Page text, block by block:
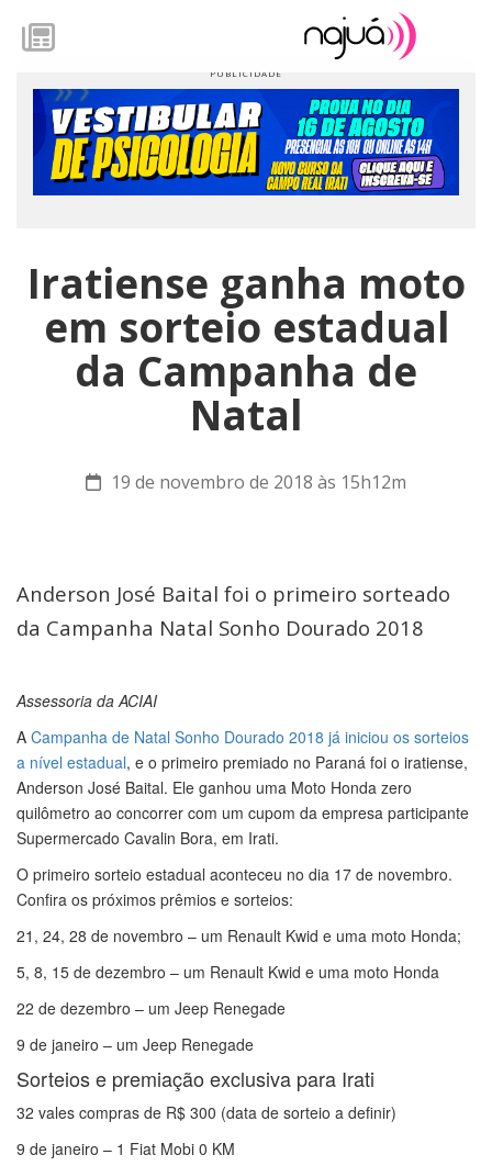
Iratiense ganha moto
em sorteio estadual
da Campanha de
Natal
19 de novembro de 2018 às 15h12m
Anderson José Baital foi o primeiro sorteado
da Campanha Natal Sonho Dourado 2018
Assessoria da ACIAI
A Campanha de Natal Sonho Dourado 2018 já iniciou os sorteios
a nível estadual, e o primeiro premiado no Paraná foi o iratiense,
Anderson José Baital. Ele ganhou uma Moto Honda zero
quilômetro ao concorrer com um cupom da empresa participante
Supermercado Cavalin Bora, em Irati.
O primeiro sorteio estadual aconteceu no dia 17 de novembro.
Confira os próximos prêmios e sorteios:
21, 24, 28 de novembro – um Renault Kwid e uma moto Honda;
5, 8, 15 de dezembro – um Renault Kwid e uma moto Honda
22 de dezembro – um Jeep Renegade
9 de janeiro – um Jeep Renegade
Sorteios e premiação exclusiva para Irati
32 vales compras de R$ 300 (data de sorteio a definir)
9 de janeiro – 1 Fiat Mobi 0 KM